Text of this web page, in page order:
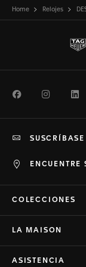
Home Relojes
Facebook
COLECCIONES
LA MAISON
ASISTENCIA